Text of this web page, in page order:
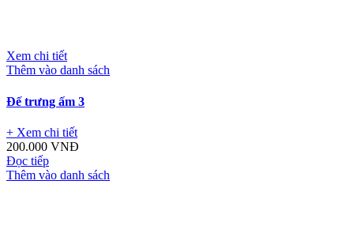
Xem chi tiết
Thêm vào danh sách
Đế trưng ấm 3
+ Xem chi tiết
200.000 VNĐ
Đọc tiếp
Thêm vào danh sách